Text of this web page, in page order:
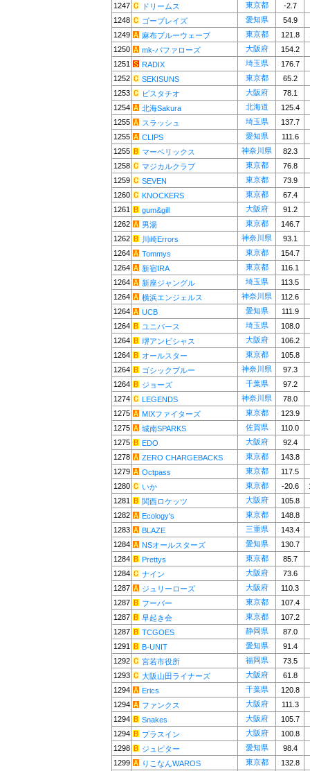
1247
ドリームス 東京都
-2.7
1248
ゴーブレイズ 愛知県
54.9
1249
麻布ブルーウェーブ 東京都 121.8
1250
mk-バファローズ 大阪府
154.2
1251
RADIX 埼玉県
176.7
1252
SEKISUNS 東京都
65.2
1253
ピスタチオ 大阪府
78.1
1254
北海Sakura 北海道
125.4
1255
スラッシュ 埼玉県
137.7
1255
CLIPS 愛知県
111.6
1255
マーベリックス 神奈川県
82.3
1258
マジカルクラブ 東京都
76.8
1259
SEVEN 東京都
73.9
1260
KNOCKERS 東京都
67.4
1261
gum&gill 大阪府
91.2
1262
男湯 東京都
146.7
1262
川崎Errors 神奈川県
93.1
1264
Tommys 東京都
154.7
1264
新宿IRA 東京都
116.1
1264
新座ジャングル 埼玉県
113.5
1264
横浜エンジェルス 神奈川県
112.6
1264
UCB 愛知県
111.9
1264
ユニバース 埼玉県
108.0
1264
堺アンビシャス 大阪府
106.2
1264
オールスター 東京都
105.8
1264
ゴシックブルー 神奈川県
97.3
1264
ジョーズ 千葉県
97.2
1274
LEGENDS 神奈川県
78.0
1275
MIXファイターズ 東京都
123.9
1275
城南SPARKS 佐賀県
110.0
1275
EDO 大阪府
92.4
1278
ZERO CHARGEBACKS 東京都
143.8
1279
Octpass 東京都
117.5
1280
いか 東京都 -20.6
1281
関西ロケッツ 大阪府
105.8
1282
Ecology's 東京都
148.8
1283
BLAZE 三重県
143.4
1284
NSオールスターズ 愛知県
130.7
1284
Prettys 東京都
85.7
1284
ナイン 大阪府
73.6
1287
ジュリーローズ 大阪府
110.3
1287
フーバー 東京都
107.4
1287
早起き会 東京都
107.2
1287
TCGOES 静岡県
87.0
1291
B-UNIT 愛知県
91.4
1292
宮若市役所 福岡県
73.5
1293
大阪山田ライナーズ 大阪府
61.8
1294
Erics 千葉県
120.8
1294
ファンクス 大阪府
111.3
1294
Snakes 大阪府
105.7
1294
プラスイン 大阪府
100.8
1298
ジュピター 愛知県
98.4
1299
りこなんWAROS 東京都 132.8